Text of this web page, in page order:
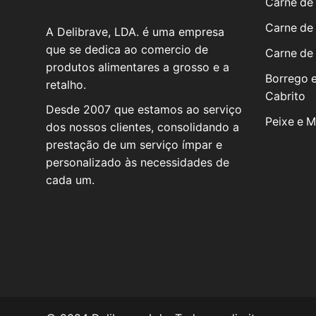
A Delibrave, LDA. é uma empresa
que se dedica ao comercio de
produtos alimentares a grosso e a
retalho.
Desde 2007 que estamos ao serviço
dos nossos clientes, consolidando a
prestação de um serviço ímpar e
personalizado às necessidades de
cada um.
Carne
Carne
Borrego
Cabrito
Peixe e